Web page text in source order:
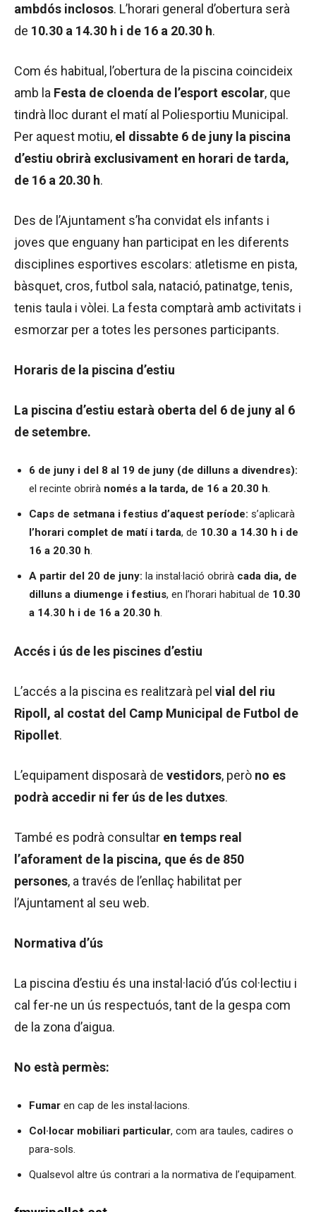
ambdós inclosos. L’horari general d’obertura serà
de 10.30 a 14.30 h i de 16 a 20.30 h.
Com és habitual, l’obertura de la piscina coincideix
amb la Festa de cloenda de l’esport escolar, que
tindrà lloc durant el matí al Poliesportiu Municipal.
Per aquest motiu, el dissabte 6 de juny la piscina
d’estiu obrirà exclusivament en horari de tarda,
de 16 a 20.30 h.
Des de l’Ajuntament s’ha convidat els infants i
joves que enguany han participat en les diferents
disciplines esportives escolars: atletisme en pista,
bàsquet, cros, futbol sala, natació, patinatge, tenis,
tenis taula i vòlei. La festa comptarà amb activitats i
esmorzar per a totes les persones participants.
Horaris de la piscina d’estiu
La piscina d’estiu estarà oberta del 6 de juny al 6
de setembre.
6 de juny i del 8 al 19 de juny (de dilluns a divendres):
el recinte obrirà només a la tarda, de 16 a 20.30 h
Caps de setmana i festius d’aquest període: s’aplicarà
l’horari complet de matí i tarda, de 10.30 a 14.30 h i de
16 a 20.30 h
A partir del 20 de juny: la instal·lació obrirà cada dia, de
dilluns a diumenge i festius, en l’horari habitual de 10.30
a 14.30 h i de 16 a 20.30 h
Accés i ús de les piscines d’estiu
L’accés a la piscina es realitzarà pel vial del riu
Ripoll, al costat del Camp Municipal de Futbol de
Ripollet.
L’equipament disposarà de vestidors, però no es
podrà accedir ni fer ús de les dutxes.
També es podrà consultar en temps real
l’aforament de la piscina, que és de 850
persones, a través de l’enllaç habilitat per
l’Ajuntament al seu web.
Normativa d’ús
La piscina d’estiu és una instal·lació d’ús col·lectiu i
cal fer-ne un ús respectuós, tant de la gespa com
de la zona d’aigua.
No està permès:
Fumar en cap de les instal·lacions.
Col·locar mobiliari particular, com ara taules, cadires o
para-sols.
Qualsevol altre ús contrari a la normativa de l’equipament.